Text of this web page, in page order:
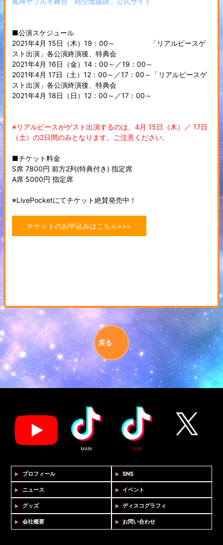
■公演スケジュール
2021年4月 15日（木）19：00～ 「リアルピースゲ
スト出演」各公演終演後、特典会
2021年4月 16日（金）14：00～／19：00～
2021年4月 17日（土）12：00～／17：00～「リアルピースゲ
スト出演」各公演終演後、特典会
2021年4月 18日（日）12：00～／17：00～
※リアルピースがゲスト出演するのは、4月 15日（木）／ 17日
（土）の2日間のみとなります。ご注意ください。
■チケット料金
S席 7800円 前方2列(特典付き) 指定席
A席 5000円 指定席
※LivePocketにてチケット絶賛発売中！
チケットのお申込みはこちら>>>
戻る
MAIN SUB
プロフィール SNS
ニュース イベント
グッズ ディスコグラフィ
会社概要 お問い合わせ